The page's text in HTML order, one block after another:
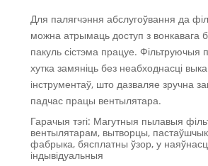
Для палягчэння абслугоўвання да
можна атрымаць доступ з вонкавага
пакуль сістэма працуе. Фільтруючыя
хутка замяніць без неабходнасці
інструментаў, што дазваляе зручна
падчас працы вентылятара.
Гарачыя тэгі: Магутныя пылавыя
вентылятарам, вытворцы,
фабрыка, бясплатны ўзор, у
індывідуальныя